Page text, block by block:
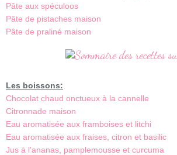
Pâte aux spéculoos
Pâte de pistaches maison
Pâte de praliné maison
Les boissons:
Chocolat chaud onctueux à la cannelle
Citronnade maison
Eau aromatisée aux framboises et litchi
Eau aromatisée aux fraises, citron et basilic
Jus à l'ananas, pamplemousse et curcuma